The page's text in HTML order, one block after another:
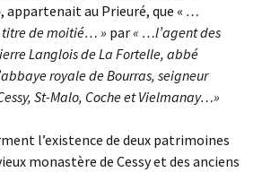
appartenait au Prieuré, que « …
de moitié… » par« …l’agent des
Langlois de La Fortelle, abbé
royalede Bourras, seigneur
St-Malo, Cocheet Vielmanay…»
l’existence de deux patrimoines
monastère de Cessy et des anciens